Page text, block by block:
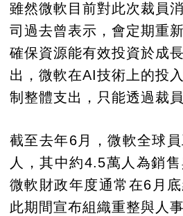
雖然微軟目前對此次裁員
司過去曾表示，會定期重
確保資源能有效投資於成
出，微軟在AI技術上的投
制整體支出，只能透過裁
截至去年6月，微軟全球
人，其中約4.5萬人為銷
微軟財政年度通常在6月
此期間宣布組織重整與人事